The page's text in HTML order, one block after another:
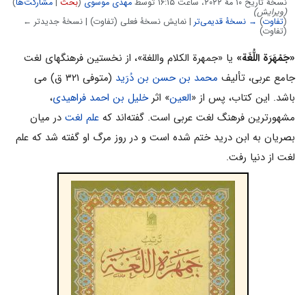
نسخهٔ تاریخ ‏۱۰ مهٔ ۲۰۲۲، ساعت ۱۶:۱۵ توسط مهدی موسوی (بحث |مشارکت‌ها)
(ویرایش)
(تفاوت) → نسخهٔ قدیمی‌تر| نمایش نسخهٔ فعلی (تفاوت) | نسخهٔ جدیدتر ←
(تفاوت)
پرش
به
ناوبری
پرش
به
جستجو
«جَمْهَرَة اللُّغَة» یا «جمهرة الکلام واللغة»، از نخستین فرهنگهای لغت
جامع عربی، تألیف محمد بن حسن بن دُرَید
(متوفی ۳۲۱ ق) می
باشد. این کتاب، پس از «العین» اثرخلیل بن احمد فراهیدی،
مشهورترین فرهنگ لغت عربی است. گفته‌اند که علم لغت در میان
بصریان به ابن درید ختم شده است و در روز مرگ او گفته شد که علم
لغت از دنیا رفت.